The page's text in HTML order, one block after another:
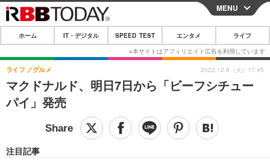
CLOSE
ホーム
IT・デジタル
IT・デジタルTOP スマートフォン
ショッピング その他
SPEED TEST
エンタメTOP 映画・ドラマ
MENU
ホーム IT・デジタル SPEED TEST エンタメ ライフ
マクドナルド、明日7日から「ビーフシチュー
パイ」発売
ライフ グルメ
注目記事
2022.12.6（火）17:45